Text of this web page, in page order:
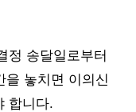
정 송달일로부터
을 놓치면 이의신
합니다.